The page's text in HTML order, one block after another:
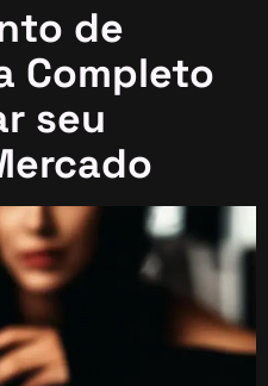
de
Completo
seu